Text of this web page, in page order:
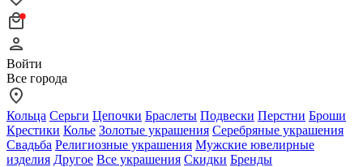
Войти
Все города
Кольца Серьги Цепочки Браслеты Подвески Перстни Броши
Крестики Колье Золотые украшения Серебряные украшения
Свадьба Религиозные украшения Мужские ювелирные
изделия Другое Все украшения Скидки Бренды